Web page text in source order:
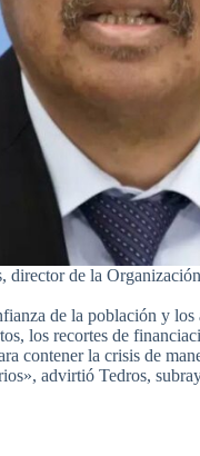
director de la
de la población y
los recortes de
contener la crisis de
advirtió Tedros,